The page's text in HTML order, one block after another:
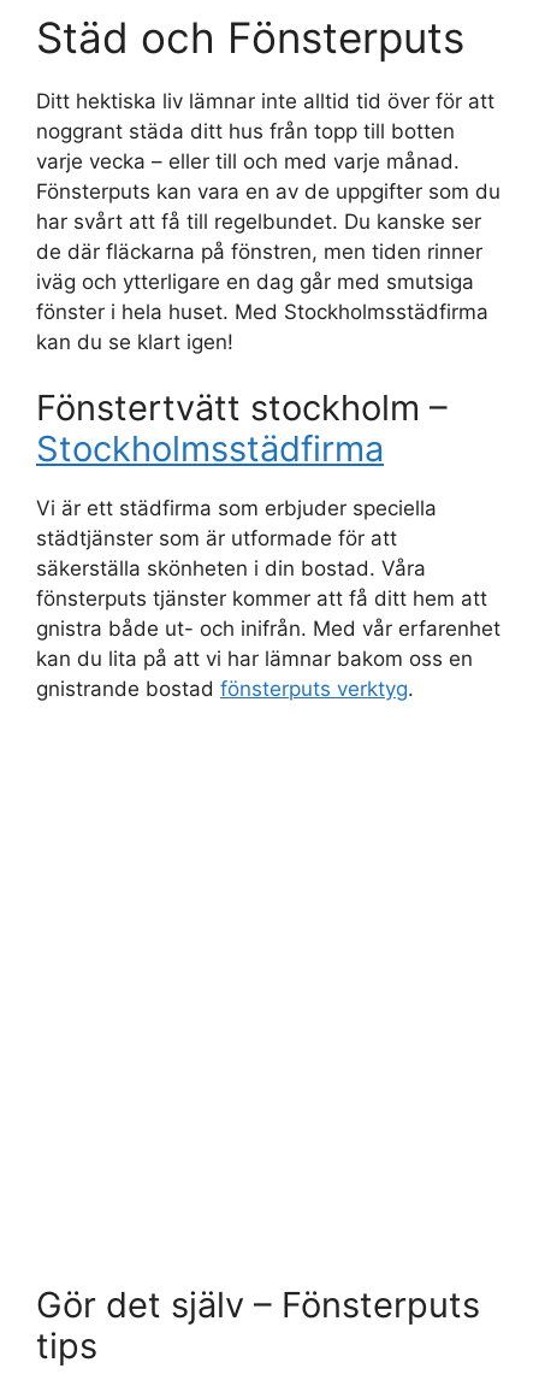
Städ och Fönsterputs
Ditt hektiska liv lämnar inte alltid tid över för att
noggrant städa ditt hus från topp till botten
varje vecka – eller till och med varje månad.
Fönsterputs kan vara en av de uppgifter som du
har svårt att få till regelbundet. Du kanske ser
de där fläckarna på fönstren, men tiden rinner
iväg och ytterligare en dag går med smutsiga
fönster i hela huset. Med Stockholmsstädfirma
kan du se klart igen!
Fönstertvätt stockholm –
Stockholmsstädfirma
Vi är ett städfirma som erbjuder speciella
städtjänster som är utformade för att
säkerställa skönheten i din bostad. Våra
fönsterputs tjänster kommer att få ditt hem att
gnistra både ut- och inifrån. Med vår erfarenhet
kan du lita på att vi har lämnar bakom oss en
gnistrande bostad fönsterputs verktyg.
Gör det själv – Fönsterputs
tips